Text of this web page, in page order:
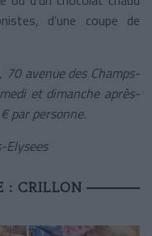
d’une coupe de
, 70 avenue des Champs-
et dimanche après-
par personne.
Elysees
: CRILLON